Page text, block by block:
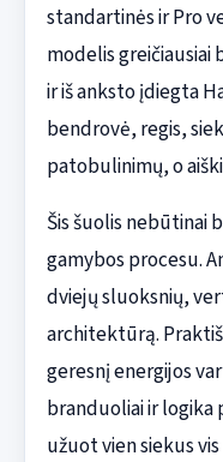
standartinės ir Pro
modelis greičiausiai
ir iš anksto įdiegta
bendrovė, regis,
patobulinimų, o
Šis šuolis nebūtinai
gamybos procesu.
dviejų sluoksnių,
architektūrą.
geresnį energijos
branduoliai ir
užuot vien siekus